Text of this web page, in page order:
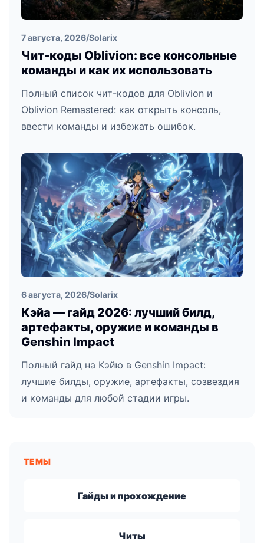
7 августа, 2026/Solarix
Чит-коды Oblivion: все консольные
команды и как их использовать
Полный список чит-кодов для Oblivion и
Oblivion Remastered: как открыть консоль,
ввести команды и избежать ошибок.
6 августа, 2026/Solarix
Кэйа — гайд 2026: лучший билд,
артефакты, оружие и команды в
Genshin Impact
Полный гайд на Кэйю в Genshin Impact:
лучшие билды, оружие, артефакты, созвездия
и команды для любой стадии игры.
ТЕМЫ
Гайды и прохождение
Читы